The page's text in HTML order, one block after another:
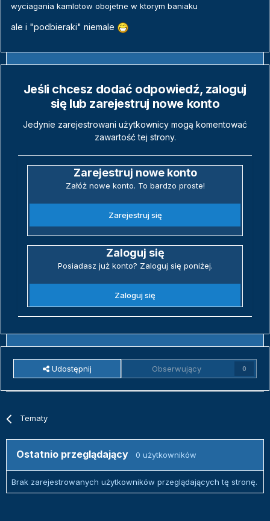
wyciagania kamlotow obojetne w ktorym baniaku
ale i "podbieraki" niemale
Jeśli chcesz dodać odpowiedź, zaloguj
się lub zarejestruj nowe konto
Jedynie zarejestrowani użytkownicy mogą komentować
zawartość tej strony.
Zarejestruj nowe konto
Załóż nowe konto. To bardzo proste!
Zarejestruj się
Zaloguj się
Posiadasz już konto? Zaloguj się poniżej.
Zaloguj się
Udostępnij Obserwujący 0
Tematy
Ostatnio przeglądający 0 użytkowników
Brak zarejestrowanych użytkowników przeglądających tę stronę.